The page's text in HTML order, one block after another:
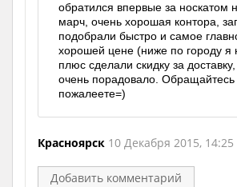
обратился впервые за носкатом
марч, очень хорошая контора,
подобрали быстро и самое
хорошей цене (ниже по городу я
плюс сделали скидку за
очень порадовало. Обращайтесь
пожалеете=)
Красноярск 10 Декабря 2015, 14:25
Добавить комментарий